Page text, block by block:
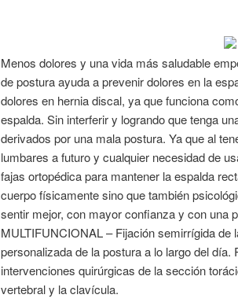
Menos dolores y una vida más saludable
de postura ayuda a prevenir dolores en la
dolores en hernia discal, ya que funciona
espalda. Sin interferir y logrando que tenga
derivados por una mala postura. Ya que al
lumbares a futuro y cualquier necesidad de
fajas ortopédica para mantener la espalda
cuerpo físicamente sino que también
sentir mejor, con mayor confianza y con una
MULTIFUNCIONAL – Fijación semirrígida de
personalizada de la postura a lo largo del
intervenciones quirúrgicas de la sección
vertebral y la clavícula.